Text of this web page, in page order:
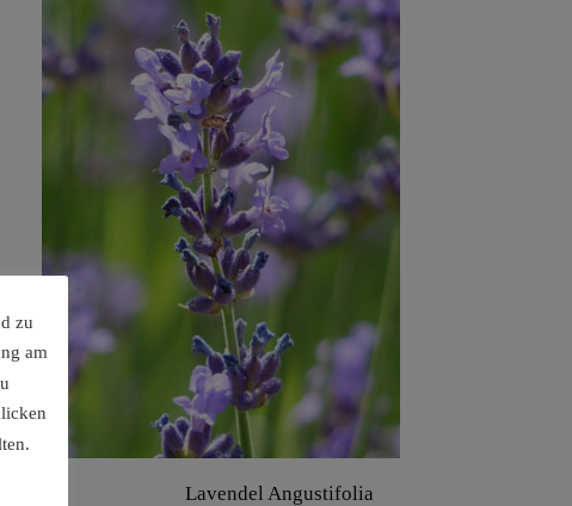
Lavendel Angustifolia
zu
am